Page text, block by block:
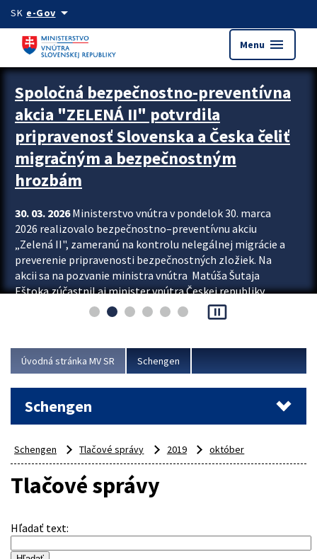
Preskocit na hlavný obsah
SK e-Govarrow_drop_down
Menu menu
Zastavit automatický posun upútavok
Spoločná bezpečnostno-preventívna
akcia "ZELENÁ II" potvrdila
pripravenosť Slovenska a Česka čeliť
migračným a bezpečnostným
hrozbám
30. 03. 2026Ministerstvo vnútra v pondelok 30. marca
2026 realizovalo bezpečnostno–preventívnu akciu
„Zelená II", zameranú na kontrolu nelegálnej migrácie a
preverenie pripravenosti bezpečnostných zložiek. Na
akcii sa na pozvanie ministra vnútra Matúša Šutaja
Eštoka zúčastnil aj minister vnútra Českej republiky
Lubomír Metnar, spolu s ďalšími zahraničnými partnermi.
Cieľom akcie bolo posilniť kontrolné mechanizmy,
demonštrovať pripravenosť Slovenska na možné...
pause_presentation
Úvodná stránka MV SR Schengen
Schengen
Schengen Tlačové správy 2019 október
Tlačové správy
Hľadať text: